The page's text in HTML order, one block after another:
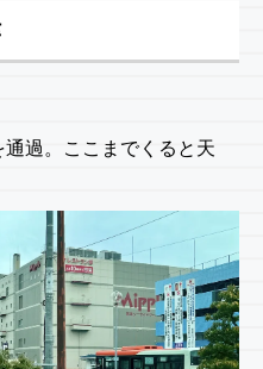
過。ここまでくると天